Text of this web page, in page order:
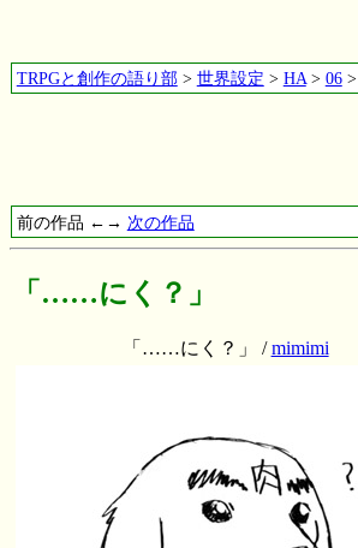
TRPGと創作の語り部> 世界設定 > HA> 06>
前の作品 ←→ 次の作品
「……にく？」
「……にく？」 /mimimi